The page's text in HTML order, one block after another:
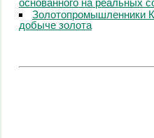
Золотопромышленники
добыче золота